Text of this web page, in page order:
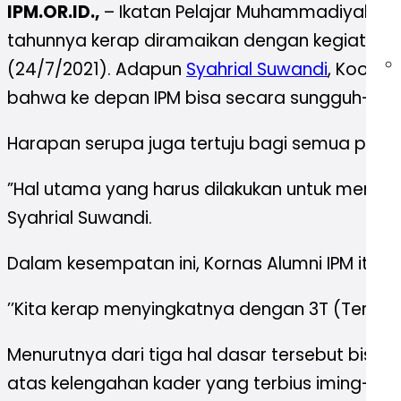
IPM.OR.ID., – Ikatan Pelajar Muhammadiyah
tahunnya kerap diramaikan dengan
(24/7/2021). Adapun Syahrial Suwandi,
bahwa ke depan IPM bisa secara sungguh-
Harapan serupa juga tertuju bagi semua
”Hal utama yang harus dilakukan untuk
Syahrial Suwandi.
Dalam kesempatan ini, Kornas Alumni IPM
’’Kita kerap menyingkatnya dengan 3T
Menurutnya dari tiga hal dasar tersebut bisa
atas kelengahan kader yang terbius iming-